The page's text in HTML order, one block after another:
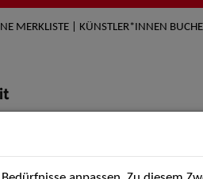
MERKLISTE | KÜNSTLER*INNEN